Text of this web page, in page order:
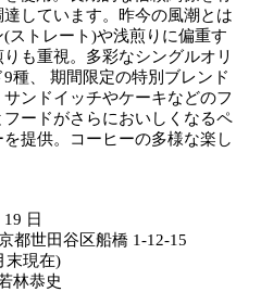
しています。昨今の風潮とは
ストレート)や浅煎りに偏重す
も重視。多彩なシングルオリ
種、 期間限定の特別ブレンド
ンドイッチやケーキなどのフ
ードがさらにおいしくなるペ
提供。コーヒーの多様な楽し
日
都世田谷区船橋 1-12-15
末現在)
林恭史